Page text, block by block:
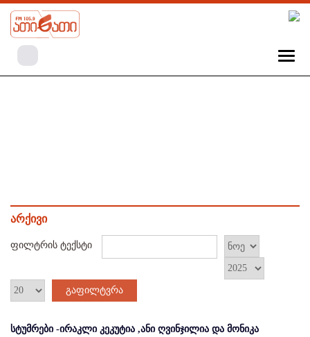
არქივი
ფილტრის ტექსტი
გაფილტვრა
სტუმრები -ირაკლი კეკუტია ,ანი ღვინჯილია და მონიკა